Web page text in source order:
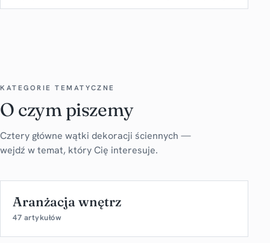
KATEGORIE TEMATYCZNE
O czym piszemy
Cztery główne wątki dekoracji ściennych —
wejdź w temat, który Cię interesuje.
Aranżacja wnętrz
47 artykułów